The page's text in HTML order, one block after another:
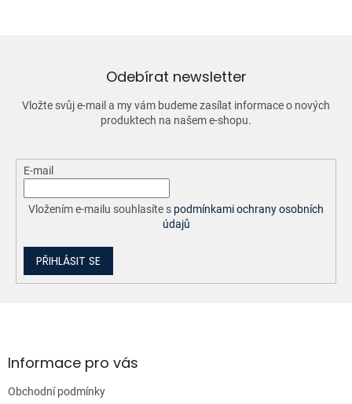
í
p
r
v
k
v
i
s
u
Odebírat newsletter
Vložte svůj e-mail a my vám budeme zasílat informace o nových
produktech na našem e-shopu.
E-mail
Vložením e-mailu souhlasíte s podmínkami ochrany osobních
údajů
PŘIHLÁSIT SE
aInformace pro vás
Obchodní podmínky